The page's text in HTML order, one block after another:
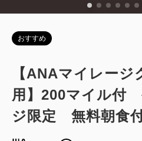
残り1室
おすすめ
【ANAマイレージ
用】200マイル付
ジ限定 無料朝食